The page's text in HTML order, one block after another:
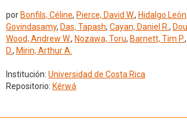
por Bonfils, Céline, Pierce, David W., Hidalgo
Govindasamy, Das, Tapash, Cayan, Daniel R.,
Wood, Andrew W., Nozawa, Toru, Barnett, Tim P.,
D., Mirin, Arthur A.
Institución: Universidad de Costa Rica
Repositorio: Kérwá